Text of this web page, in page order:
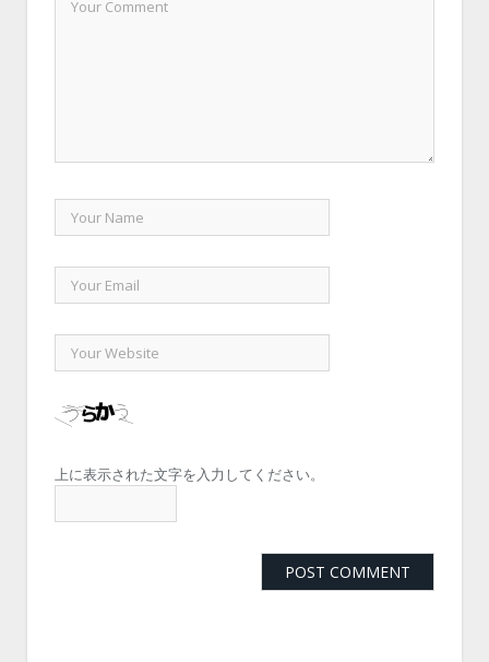
上に表示された文字を入力してください。